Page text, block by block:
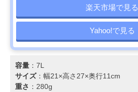
楽天市場で見る
Yahoo!で見る
容量 ：7L
サイズ：幅21×高さ27×奥行11cm
重さ ：280g